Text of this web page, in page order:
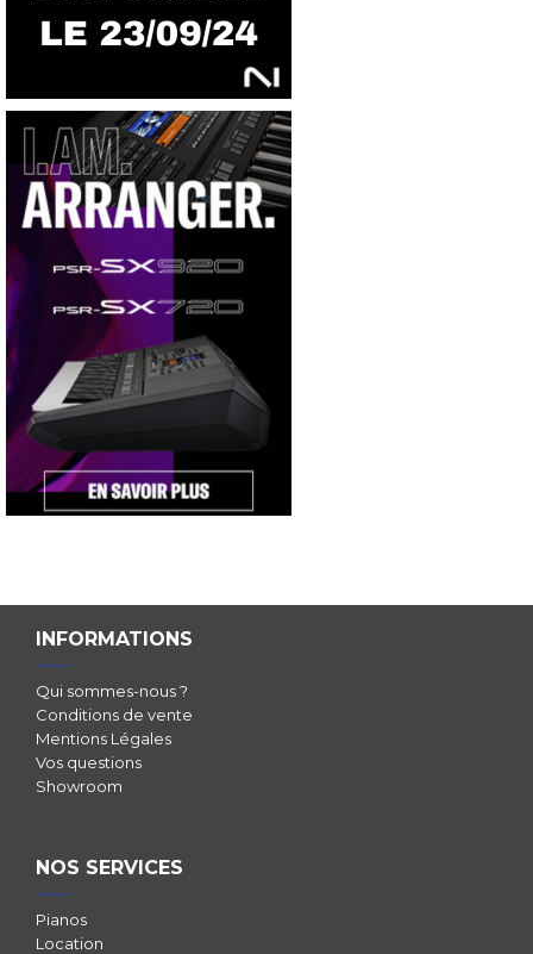
INFORMATIONS
Qui sommes-nous ?
Conditions de vente
Mentions Légales
Vos questions
Showroom
NOS SERVICES
Pianos
Location